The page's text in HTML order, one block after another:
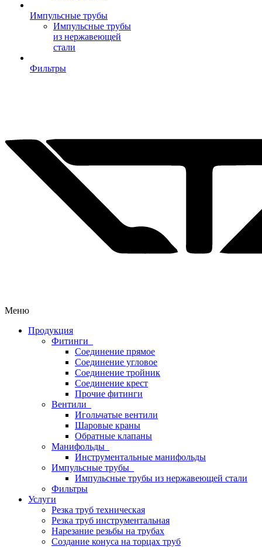
Импульсные трубы
Импульсные трубы
из нержавеющей
стали
Фильтры
Меню
Продукция
Фитинги
Соединение прямое
Соединение угловое
Соединение тройник
Соединение крест
Прочие фитинги
Вентили
Игольчатые вентили
Шаровые краны
Обратные клапаны
Манифольды
Инструментальные манифольды
Импульсные трубы
Импульсные трубы из нержавеющей стали
Фильтры
Услуги
Резка труб техническая
Резка труб инструментальная
Нарезание резьбы на трубах
Создание конуса на торцах труб